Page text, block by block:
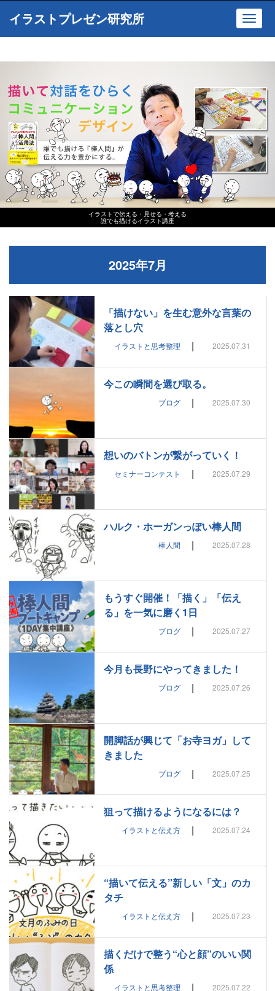
イラストで伝える・見せる・考える
誰でも描けるイラスト講座
イラストプレゼン研究所
2025年7月
「描けない」を生む意外な言葉の
落とし穴
イラストと思考整理 | 2025.07.31
今この瞬間を選び取る。
ブログ | 2025.07.30
想いのバトンが繋がっていく！
セミナーコンテスト | 2025.07.29
ハルク・ホーガンっぽい棒人間
棒人間 | 2025.07.28
もうすぐ開催！「描く」「伝え
る」を一気に磨く1日
ブログ | 2025.07.27
今月も長野にやってきました！
ブログ | 2025.07.26
開脚話が興じて「お寺ヨガ」して
きました
ブログ | 2025.07.25
狙って描けるようになるには？
イラストと伝え方 | 2025.07.24
“描いて伝える”新しい「文」のカ
タチ
イラストと伝え方 | 2025.07.23
描くだけで整う“心と顔”のいい関
係
イラストと思考整理 | 2025.07.22